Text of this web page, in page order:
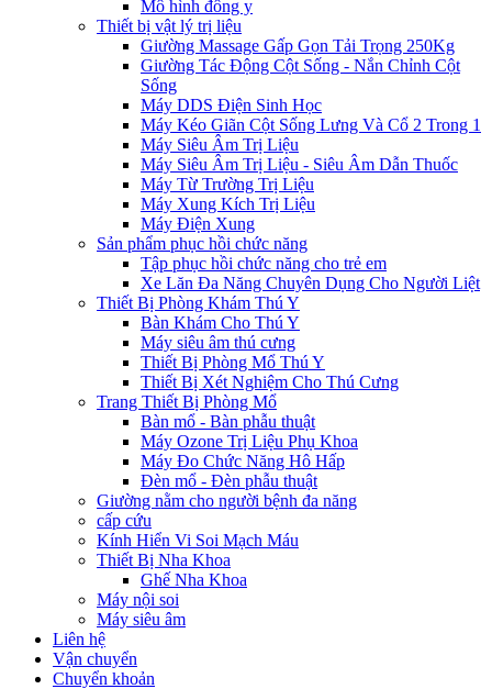
Mô hình đông y
Thiết bị vật lý trị liệu
Giường Massage Gấp Gọn Tải Trọng 250Kg
Giường Tác Động Cột Sống - Nắn Chỉnh Cột
Sống
Máy DDS Điện Sinh Học
Máy Kéo Giãn Cột Sống Lưng Và Cổ 2 Trong 1
Máy Siêu Âm Trị Liệu
Máy Siêu Âm Trị Liệu - Siêu Âm Dẫn Thuốc
Máy Từ Trường Trị Liệu
Máy Xung Kích Trị Liệu
Máy Điện Xung
Sản phẩm phục hồi chức năng
Tập phục hồi chức năng cho trẻ em
Xe Lăn Đa Năng Chuyên Dụng Cho Người Liệt
Thiết Bị Phòng Khám Thú Y
Bàn Khám Cho Thú Y
Máy siêu âm thú cưng
Thiết Bị Phòng Mổ Thú Y
Thiết Bị Xét Nghiệm Cho Thú Cưng
Trang Thiết Bị Phòng Mổ
Bàn mổ - Bàn phẫu thuật
Máy Ozone Trị Liệu Phụ Khoa
Máy Đo Chức Năng Hô Hấp
Đèn mổ - Đèn phẫu thuật
Giường nằm cho người bệnh đa năng
cấp cứu
Kính Hiển Vi Soi Mạch Máu
Thiết Bị Nha Khoa
Ghế Nha Khoa
Máy nội soi
Máy siêu âm
Liên hệ
Vận chuyển
Chuyển khoản